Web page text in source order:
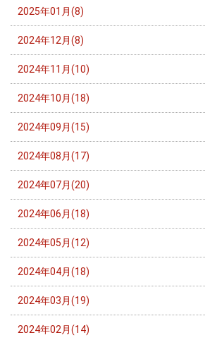
2025年01月(8)
2024年12月(8)
2024年11月(10)
2024年10月(18)
2024年09月(15)
2024年08月(17)
2024年07月(20)
2024年06月(18)
2024年05月(12)
2024年04月(18)
2024年03月(19)
2024年02月(14)